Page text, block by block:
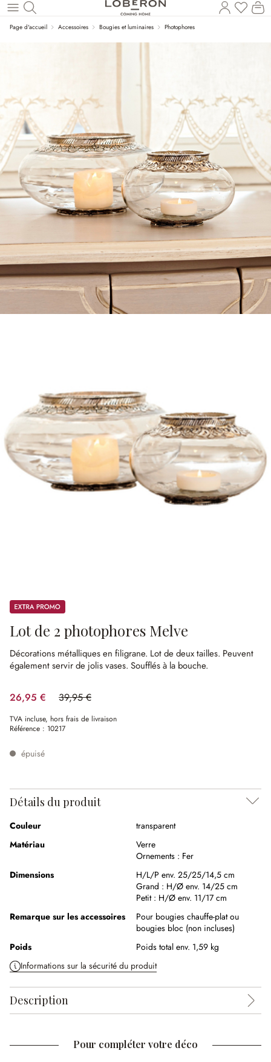
Revenir au contenu principal
Vous
Page d'accueil Accessoires Bougies et luminaires Photophores
Promos
Lot de 2 photophores Melve
Décorations métalliques en filigrane. Lot de deux tailles. Peuvent
également servir de jolis vases. Soufflés à la bouche.
26,95 € 39,95 €
(32.54%spared)
TVA incluse, hors frais de livraison
Référence : 10217
épuisé
Détails du produit
Couleur
transparent
Matériau
Verre
Ornements : Fer
Dimensions
H/L/P env. 25/25/14,5 cm
Grand : H/Ø env. 14/25 cm
Petit : H/Ø env. 11/17 cm
Remarque sur les accessoires
Pour bougies chauffe-plat ou
bougies bloc (non incluses)
Poids
Poids total env. 1,59 kg
Informations sur la sécurité du produit
Description
Pour compléter votre déco